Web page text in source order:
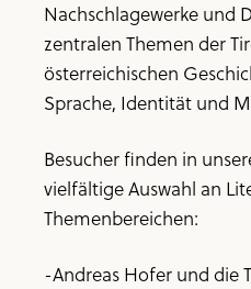
Nachschlagewerke und
zentralen Themen der
österreichischen
Sprache, Identität und
Besucher finden in
vielfältige Auswahl an
Themenbereichen:
-Andreas Hofer und die